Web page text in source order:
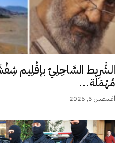
الشَّرِيط السَّاحِلِيّ بإقْلِيم
مُهْمَلَة...
أغسطس 5, 2026